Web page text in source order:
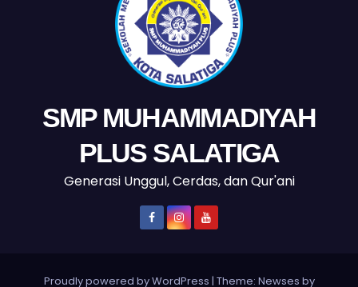
SMP MUHAMMADIYAH
PLUS SALATIGA
Generasi Unggul, Cerdas, dan Qur'ani
Proudly powered by WordPress | Theme: Newses by